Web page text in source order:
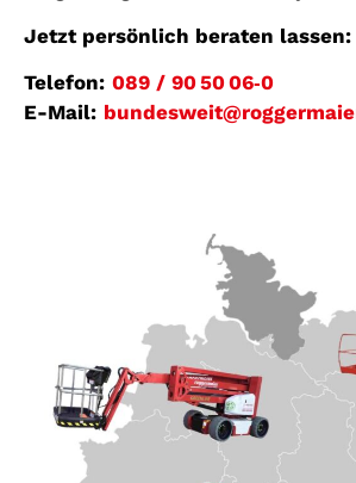
Jetzt persönlich beraten lassen:
Telefon: 089 / 90 50 06‑0
E-Mail: